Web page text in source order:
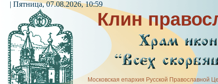
Клин
Московская епархия Русской Православной
| Пятница, 07.08.2026, 10:59